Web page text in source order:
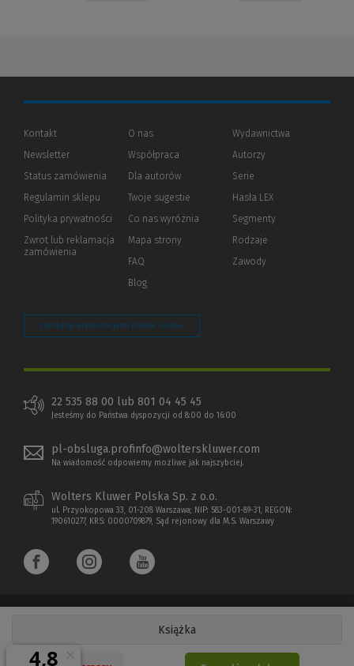
Książka
Kontakt
Newsletter
Status zamówienia
Regulamin sklepu
Polityka prywatności (Nowe
(Link
innej
Zwrot lub reklamacja
zamówienia
O nas
Współpraca
Dla autorów(Nowe
(Link
innej
strony)
Twoje sugestie
Co nas wyróżnia
Mapa strony
FAQ
Blog
Wydawnictwa
Autorzy
Serie
Hasła LEX
Segmenty
Rodzaje
Zawody
Zarządzaj preferencjami plików cookie
22 535 88 00 lub 801 04 45 45
Jesteśmy do Państwa dyspozycji od 8:00 do 16:00
pl-obsluga.profinfo@wolterskluwer.com
Na wiadomość odpowiemy możliwe jak najszybciej.
Wolters Kluwer Polska Sp. z o.o.
ul. Przyokopowa 33, 01-208 Warszawa; NIP: 583-001-89-31, REGON:
190610277, KRS: 0000709879, Sąd rejonowy dla M.S. Warszawy
Copyright 1997 - 2026 Wolters Kluwer Polska Sp. z o.o.